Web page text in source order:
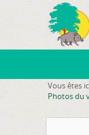
Vous êtes
Photos du